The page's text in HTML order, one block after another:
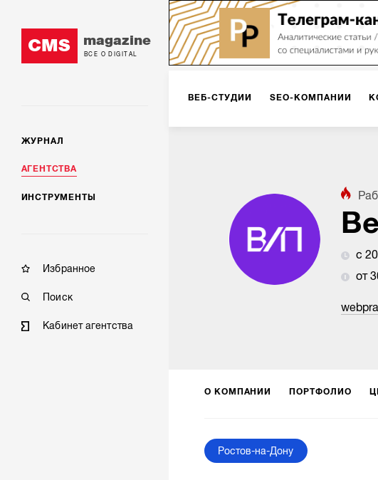
CMS magazine
ВСЕ О DIGITAL
ЖУРНАЛ
АГЕНТСТВА
ИНСТРУМЕНТЫ
Избранное
Поиск
Кабинет агентства
ВЕБ-СТУДИИ SEO-КОМПАНИИ
РЕКЛАМА НА ИНТЕРНЕТ-ПЛОЩАДКАХ
КОНСАЛТИНГ
с
от
О КОМПАНИИ ПОРТФОЛИО
Ростов-на-Дону